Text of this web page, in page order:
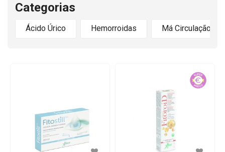
Categorias
Ácido Úrico Hemorroidas Má Circulação